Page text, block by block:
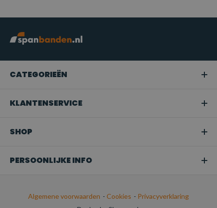
CATEGORIEËN
KLANTENSERVICE
SHOP
PERSOONLIJKE INFO
Algemene voorwaarden - Cookies - Privacyverklaring